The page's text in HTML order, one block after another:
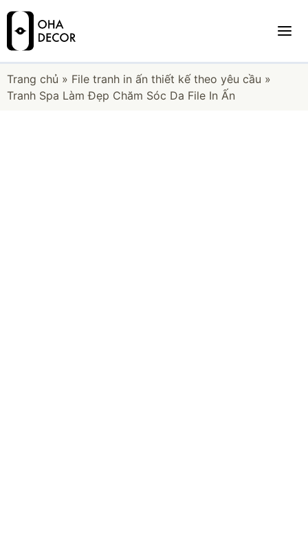
Trang chủ » File tranh in ấn thiết kế theo yêu cầu »
Tranh Spa Làm Đẹp Chăm Sóc Da File In Ấn